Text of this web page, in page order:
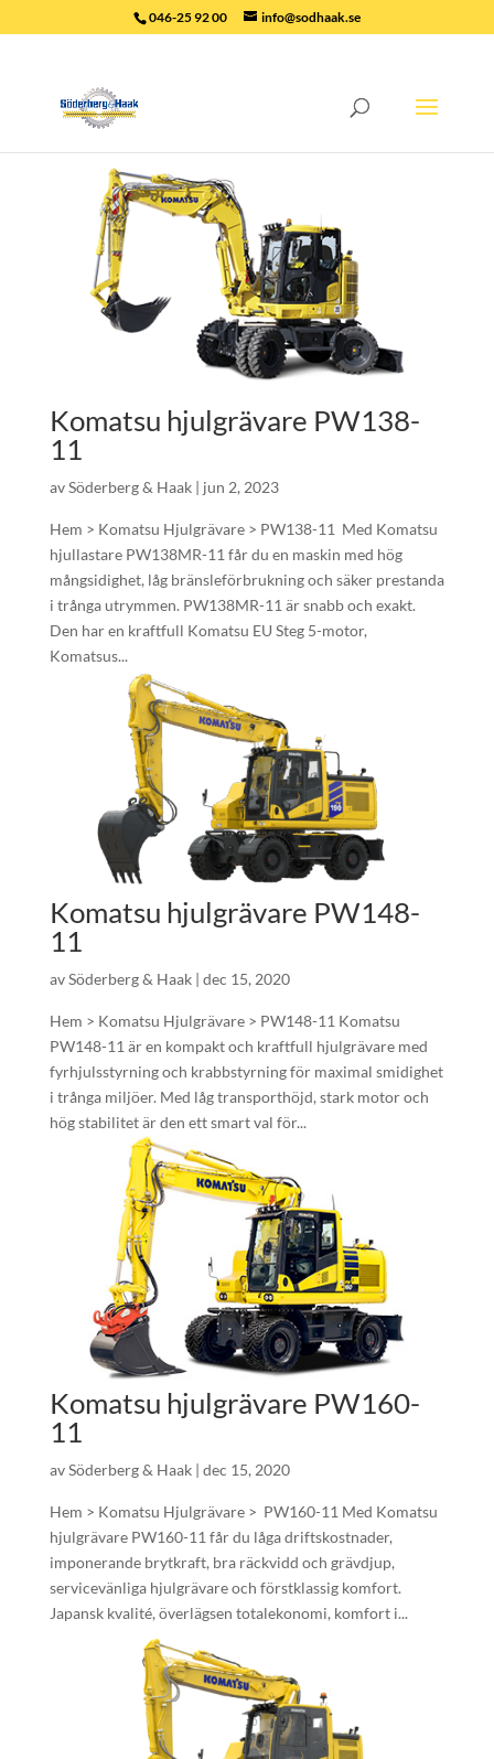
046-25 92 00 info@sodhaak.se
Komatsu hjulgrävare PW138-
11
avSöderberg & Haak| jun 2, 2023
Hem > Komatsu Hjulgrävare > PW138-11 ​ Med Komatsu
hjullastare PW138MR-11 får du en maskin med hög
mångsidighet, låg bränsleförbrukning och säker prestanda
i trånga utrymmen. PW138MR-11 är snabb och exakt.
Den har en kraftfull Komatsu EU Steg 5-motor,
Komatsus...
Komatsu hjulgrävare PW148-
11
avSöderberg & Haak| dec 15, 2020
Hem > Komatsu Hjulgrävare > PW148-11 Komatsu
PW148-11 är en kompakt och kraftfull hjulgrävare med
fyrhjulsstyrning och krabbstyrning för maximal smidighet
i trånga miljöer. Med låg transporthöjd, stark motor och
hög stabilitet är den ett smart val för...
Komatsu hjulgrävare PW160-
11
avSöderberg & Haak| dec 15, 2020
Hem > Komatsu Hjulgrävare > PW160-11 Med Komatsu
hjulgrävare PW160-11 får du låga driftskostnader,
imponerande brytkraft, bra räckvidd och grävdjup,
servicevänliga hjulgrävare och förstklassig komfort.
Japansk kvalité, överlägsen totalekonomi, komfort i...